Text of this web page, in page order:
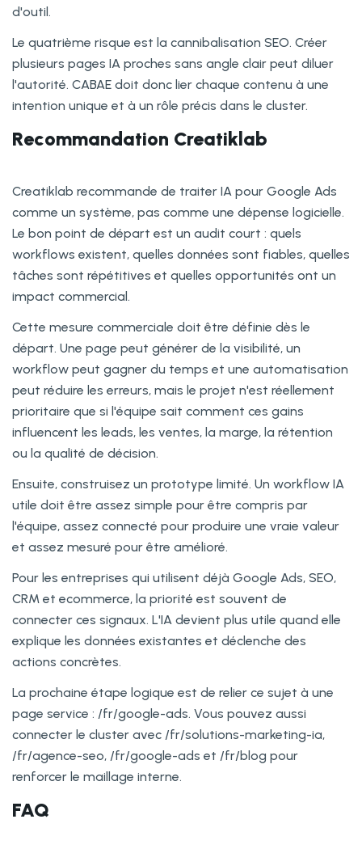
d'outil.
Le quatrième risque est la cannibalisation SEO. Créer
plusieurs pages IA proches sans angle clair peut diluer
l'autorité. CABAE doit donc lier chaque contenu à une
intention unique et à un rôle précis dans le cluster.
Recommandation Creatiklab
Creatiklab recommande de traiter IA pour Google Ads
comme un système, pas comme une dépense logicielle.
Le bon point de départ est un audit court : quels
workflows existent, quelles données sont fiables, quelles
tâches sont répétitives et quelles opportunités ont un
impact commercial.
Cette mesure commerciale doit être définie dès le
départ. Une page peut générer de la visibilité, un
workflow peut gagner du temps et une automatisation
peut réduire les erreurs, mais le projet n'est réellement
prioritaire que si l'équipe sait comment ces gains
influencent les leads, les ventes, la marge, la rétention
ou la qualité de décision.
Ensuite, construisez un prototype limité. Un workflow IA
utile doit être assez simple pour être compris par
l'équipe, assez connecté pour produire une vraie valeur
et assez mesuré pour être amélioré.
Pour les entreprises qui utilisent déjà Google Ads, SEO,
CRM et ecommerce, la priorité est souvent de
connecter ces signaux. L'IA devient plus utile quand elle
explique les données existantes et déclenche des
actions concrètes.
La prochaine étape logique est de relier ce sujet à une
page service : /fr/google-ads. Vous pouvez aussi
connecter le cluster avec /fr/solutions-marketing-ia,
/fr/agence-seo, /fr/google-ads et /fr/blog pour
renforcer le maillage interne.
FAQ